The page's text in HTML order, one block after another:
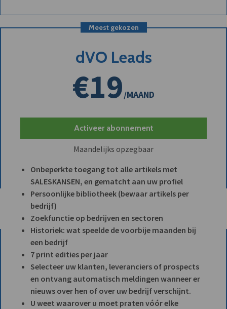
Meest gekozen
dVO Leads
€19/MAAND
Activeer abonnement
Maandelijks opzegbaar
Onbeperkte toegang tot alle artikels met
SALESKANSEN, en gematcht aan uw profiel
Persoonlijke bibliotheek (bewaar artikels per
bedrijf)
Zoekfunctie op bedrijven en sectoren
Historiek: wat speelde de voorbije maanden bij
een bedrijf
7 print edities per jaar
Selecteer uw klanten, leveranciers of prospects
en ontvang automatisch meldingen wanneer er
nieuws over hen of over uw bedrijf verschijnt.
U weet waarover u moet praten vóór elke